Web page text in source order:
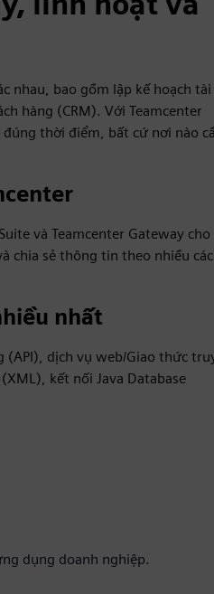
nhau, bao gồm lập kế hoạch tài
hàng (CRM). Với Teamcenter
thời điểm, bất cứ nơi nào
và Teamcenter Gateway cho
chia sẻ thông tin theo nhiều
nhất
dịch vụ web/Giao thức
kết nối Java Database
dụng doanh nghiệp.